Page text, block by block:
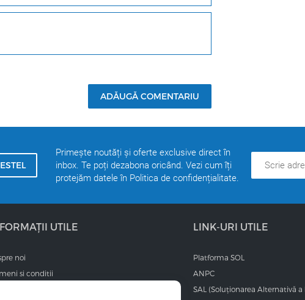
ADĂUGĂ COMENTARIU
Primește noutăți și oferte exclusive direct în
inbox. Te poți dezabona oricând. Vezi cum îți
protejăm datele în Politica de confidențialitate.
UTILE
noi
si conditii
LINK-URI UTILE
Platforma SOL
ANPC
SAL (Soluționarea Alternativă a